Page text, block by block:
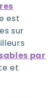
est
sur
par
et